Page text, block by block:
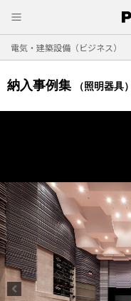
電気・建築設備（ビジネス）
納入事例集 （照明器具）